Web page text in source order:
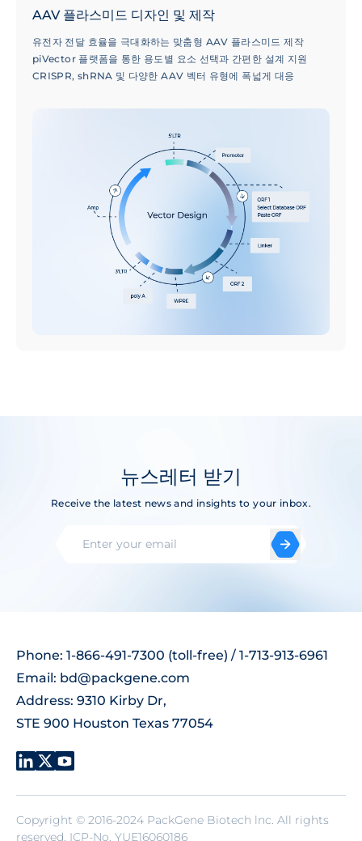
AAV 플라스미드 디자인 및 제작
유전자 전달 효율을 극대화하는 맞춤형 AAV 플라스미드 제작
piVector 플랫폼을 통한 용도별 요소 선택과 간편한 설계 지원
CRISPR, shRNA 및 다양한 AAV 벡터 유형에 폭넓게 대응
뉴스레터 받기
Receive the latest news and insights to your inbox.
Phone: 1-866-491-7300 (toll-free) / 1-713-913-6961
Email: bd@packgene.com
Address: 9310 Kirby Dr,
STE 900 Houston Texas 77054
Copyright © 2016-2024 PackGene Biotech lnc. All rights
reserved. ICP-No. YUE16060186